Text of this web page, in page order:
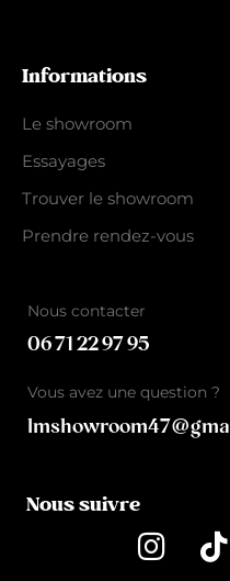
Informations
Le showroom
Essayages
Trouver le showroom
Prendre rendez-vous
Nous contacter
06 71 22 97 95
Vous avez une question ?
Nous suivre